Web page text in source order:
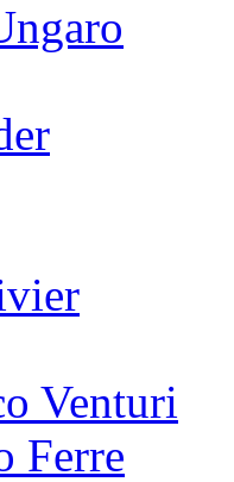
Venturi
Ferre